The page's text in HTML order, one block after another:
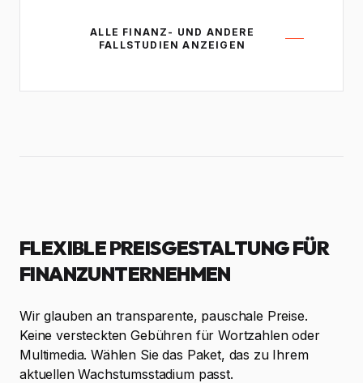
ALLE FINANZ- UND ANDERE
FALLSTUDIEN ANZEIGEN
FLEXIBLE PREISGESTALTUNG FÜR
FINANZUNTERNEHMEN
Wir glauben an transparente, pauschale Preise.
Keine versteckten Gebühren für Wortzahlen oder
Multimedia. Wählen Sie das Paket, das zu Ihrem
aktuellen Wachstumsstadium passt.